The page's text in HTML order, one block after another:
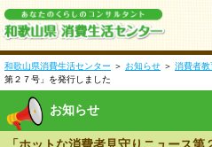
和歌山県消費生活センター ＞ お知らせ ＞ 消費者
第２７号」を発行しました
お知らせ